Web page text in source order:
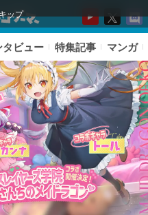
ップ
タビュー 特集記事 マンガ